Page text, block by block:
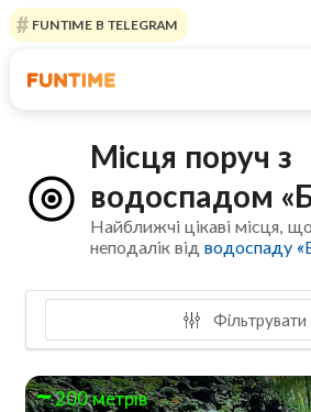
FUNTIME В TELEGRAM
Місця поруч з
водоспадом
Найближчі цікаві місця,
неподалік відводоспаду
Фільтрувати
200 метрів